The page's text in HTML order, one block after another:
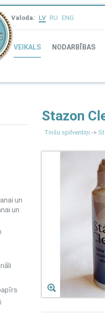
Valoda: LV RU ENG
VEIKALS NODARBĪBAS
un
un
Stazon
Tinšu spilventiņi ->